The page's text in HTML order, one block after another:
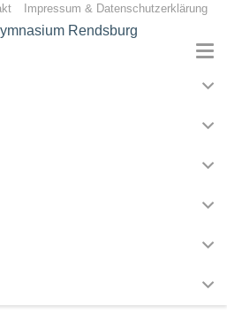
Impressum & Datenschutzerklärung
Rendsburg